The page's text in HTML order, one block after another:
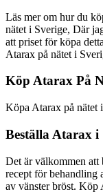
Läs mer om hur du
nätet i Sverige, Där
att priset för köpa
Atarax på nätet i
Köp Atarax På
Köpa Atarax på nätet
Beställa Atarax i
Det är välkommen att
recept för behandling
av vänster bröst. Köp